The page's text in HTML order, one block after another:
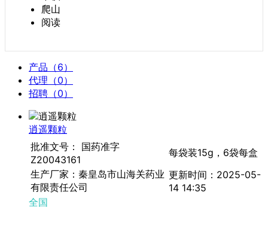
爬山
阅读
产品（6）
代理（0）
招聘（0）
逍遥颗粒
批准文号： 国药准字
Z20043161
每袋装15g，6袋每盒
生产厂家：秦皇岛市山海关药业
有限责任公司
更新时间：2025-05-
14 14:35
全国